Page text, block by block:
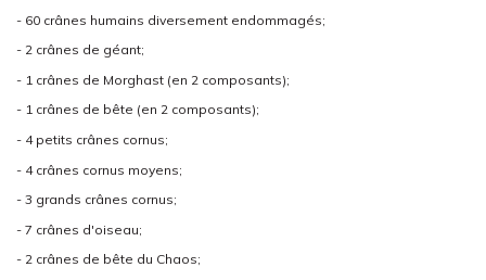
- 60 crânes humains diversement endommagés;
- 2 crânes de géant;
- 1 crânes de Morghast (en 2 composants);
- 1 crânes de bête (en 2 composants);
- 4 petits crânes cornus;
- 4 crânes cornus moyens;
- 3 grands crânes cornus;
- 7 crânes d'oiseau;
- 2 crânes de bête du Chaos;